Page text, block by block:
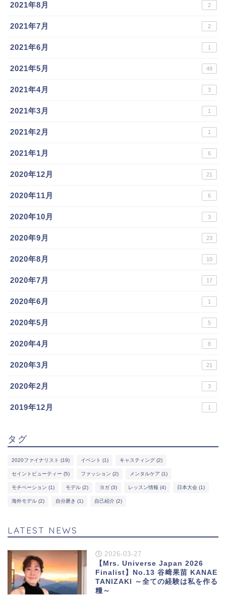
2021年8月 2
2021年7月 2
2021年6月 1
2021年5月 49
2021年4月 3
2021年3月 1
2021年2月 1
2021年1月 6
2020年12月 21
2020年11月 6
2020年10月 3
2020年9月 23
2020年8月 10
2020年7月 17
2020年6月 1
2020年5月 5
2020年4月 8
2020年3月 21
2020年2月 3
2019年12月 1
タグ
2020ファイナリスト (19) イベント (1) キャスティング (2)
セイントビューティー (5) ファッション (2) メンタルケア (1)
モチベーション (1) モデル (2) ヨガ (3) レッスン情報 (4) 日本大会 (1)
海外モデル (2) 自分磨き (1) 自己紹介 (2)
LATEST NEWS
2026-03-27
【Mrs. Universe Japan 2026
Finalist】No.13 谷﨑果苗 KANAE
TANIZAKI ～全ての経験は私を作る
糧～